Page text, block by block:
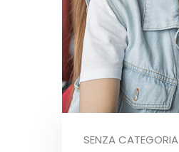
SENZA CATEGORIA